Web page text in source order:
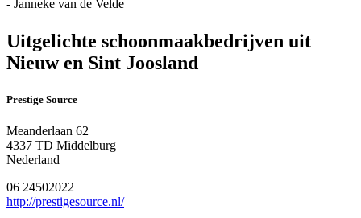
- Janneke van de Velde
Uitgelichte schoonmaakbedrijven uit
Nieuw en Sint Joosland
Prestige Source
Meanderlaan 62
4337 TD Middelburg
Nederland
06 24502022
http://prestigesource.nl/